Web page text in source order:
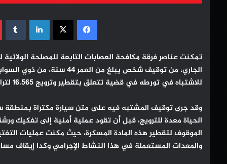
فيسبوك‫X لينكدإن‏Tumblr
الجاري، من توقيف شخص
للاشتباه في تورطه في قضية تتعلق بتقطير وترويج 16.565 لترا من مسكر ماء الحياة.
الحياة معدة للترويج، قبل أن تقود عملية أمنية إلى
والمعدات المستعملة في هذا النشاط الإجرامي وكدا إيقاف مساعده